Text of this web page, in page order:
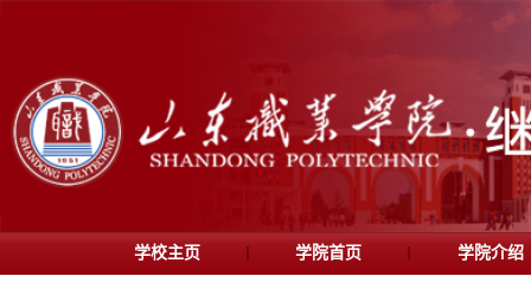
学校主页 学院首页 学院介绍